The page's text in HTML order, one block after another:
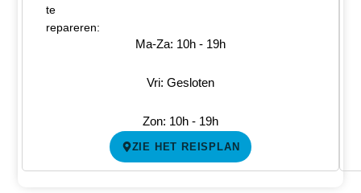
te
repareren:
Ma-Za: 10h - 19h
Vri: Gesloten
Zon: 10h - 19h
ZIE HET REISPLAN